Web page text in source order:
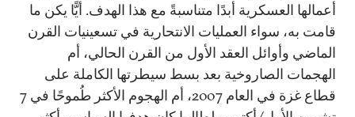
أعمالها العسكرية أبدًا متناسبةً مع هذا الهدف. أيًّا يكن ما
قامت به، سواء العمليات الانتحارية في تسعينيات القرن
الماضي وأوائل العقد الأول من القرن الحالي، أم
الهجمات الصاروخية بعد بسط سيطرتها الكاملة على
قطاع غزة في العام 2007، أم الهجوم الأكثر طُموحًا في 7